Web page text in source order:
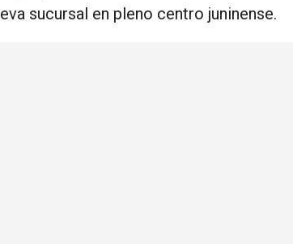
sucursal en pleno centro juninense.